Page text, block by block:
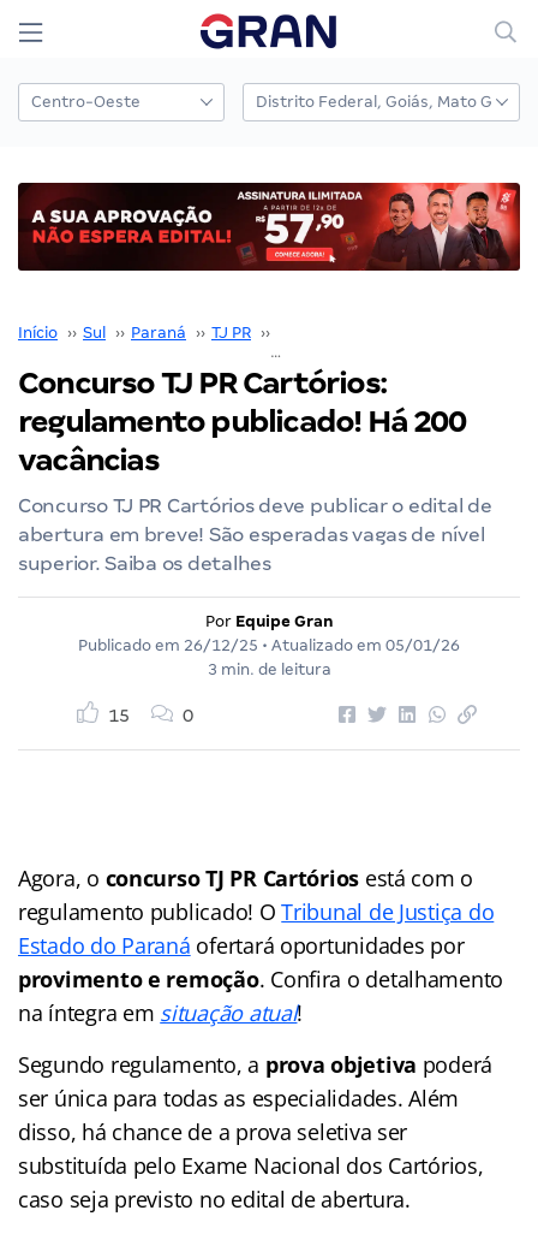
Início ›› Sul ›› Paraná ›› TJ PR ››
Concurso TJ PR Cartórios:
regulamento publicado! Há 200
vacâncias
Concurso TJ PR Cartórios deve publicar o edital de
abertura em breve! São esperadas vagas de nível
superior. Saiba os detalhes
Por Equipe Gran
Publicado em 26/12/25 • Atualizado em 05/01/26
3 min. de leitura
15 0
Agora, o concurso TJ PR Cartórios está com o
regulamento publicado! OTribunal de Justiça do
Estado do Paraná ofertará oportunidades por
provimento e remoção. Confira o detalhamento
na íntegra em situação atual!
Segundo regulamento, a prova objetiva poderá
ser única para todas as especialidades. Além
disso, há chance de a prova seletiva ser
substituída pelo Exame Nacional dos Cartórios,
caso seja previsto no edital de abertura.